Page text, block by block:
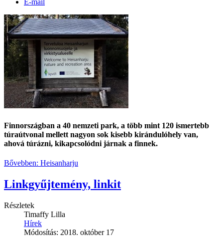
E-mail
Finnországban a 40 nemzeti park, a több mint 120 ismertebb
túraútvonal mellett nagyon sok kisebb kirándulóhely van,
ahová túrázni, kikapcsolódni járnak a finnek.
Bővebben: Heisanharju
Linkgyűjtemény, linkit
Részletek
Timaffy Lilla
Hírek
Módosítás: 2018. október 17